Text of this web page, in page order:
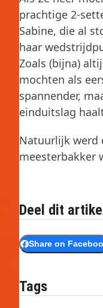
prachtige 2-
Sabine, die al
haar
Zoals (bijna)
mochten als
spannender,
einduitslag
Natuurlijk werd
meesterbakker
Deel dit artikel
Share on
Tags